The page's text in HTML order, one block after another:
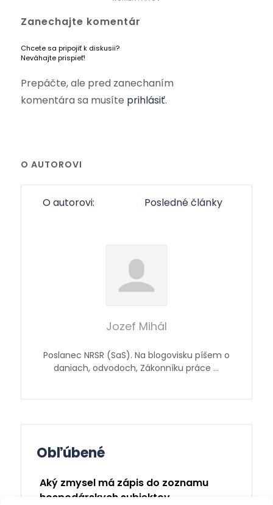
Zanechajte komentár
Chcete sa pripojiť k diskusii?
Neváhajte prispieť!
Prepáčte, ale pred zanechaním
komentára sa musíte prihlásiť.
O AUTOROVI
O autorovi: Posledné články
Jozef Mihál
Poslanec NRSR (SaS). Na blogovisku píšem o
daniach, odvodoch, Zákonníku práce …
Obľúbené
Aký zmysel má zápis do zoznamu
hospodárskych subjektov...